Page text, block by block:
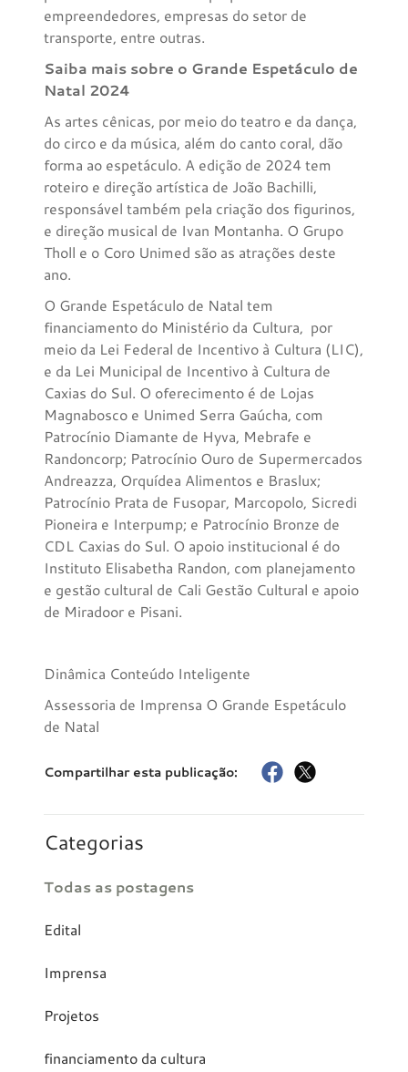
empreendedores, empresas do setor de
transporte, entre outras.
Saiba mais sobre o Grande Espetáculo de
Natal 2024
As artes cênicas, por meio do teatro e da dança,
do circo e da música, além do canto coral, dão
forma ao espetáculo. A edição de 2024 tem
roteiro e direção artística de João Bachilli,
responsável também pela criação dos figurinos,
e direção musical de Ivan Montanha. O Grupo
Tholl e o Coro Unimed são as atrações deste
ano.
O Grande Espetáculo de Natal tem
financiamento do Ministério da Cultura, por
meio da Lei Federal de Incentivo à Cultura (LIC),
e da Lei Municipal de Incentivo à Cultura de
Caxias do Sul. O oferecimento é de Lojas
Magnabosco e Unimed Serra Gaúcha, com
Patrocínio Diamante de Hyva, Mebrafe e
Randoncorp; Patrocínio Ouro de Supermercados
Andreazza, Orquídea Alimentos e Braslux;
Patrocínio Prata de Fusopar, Marcopolo, Sicredi
Pioneira e Interpump; e Patrocínio Bronze de
CDL Caxias do Sul. O apoio institucional é do
Instituto Elisabetha Randon, com planejamento
e gestão cultural de Cali Gestão Cultural e apoio
de Miradoor e Pisani.
Dinâmica Conteúdo Inteligente
Assessoria de Imprensa O Grande Espetáculo
de Natal
Compartilhar esta publicação:
Categorias
Todas as postagens
Edital
Imprensa
Projetos
financiamento da cultura